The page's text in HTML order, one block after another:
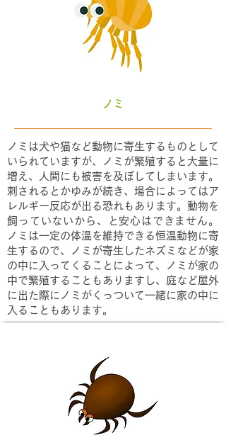
ノミ
ノミは犬や猫など動物に寄生するものとして
いられていますが、ノミが繁殖すると大量に
増え、人間にも被害を及ぼしてしまいます。
刺されるとかゆみが続き、場合によってはア
レルギー反応が出る恐れもあります。動物を
飼っていないから、と安心はできません。
ノミは一定の体温を維持できる恒温動物に寄
生するので、ノミが寄生したネズミなどが家
の中に入ってくることによって、ノミが家の
中で繁殖することもありますし、庭など屋外
に出た際にノミがくっついて一緒に家の中に
入ることもあります。